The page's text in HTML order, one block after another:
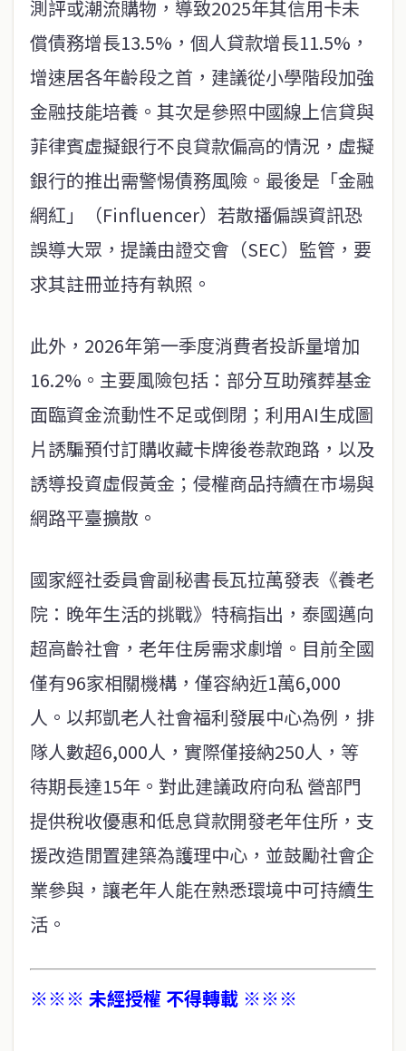
測評或潮流購物，導致2025年其信用卡未
償債務增長13.5%，個人貸款增長11.5%，
增速居各年齡段之首，建議從小學階段加強
金融技能培養。其次是參照中國線上信貸與
菲律賓虛擬銀行不良貸款偏高的情況，虛擬
銀行的推出需警惕債務風險。最後是「金融
網紅」（Finfluencer）若散播偏誤資訊恐
誤導大眾，提議由證交會（SEC）監管，要
求其註冊並持有執照。
此外，2026年第一季度消費者投訴量增加
16.2%。主要風險包括：部分互助殯葬基金
面臨資金流動性不足或倒閉；利用AI生成圖
片誘騙預付訂購收藏卡牌後卷款跑路，以及
誘導投資虛假黃金；侵權商品持續在市場與
網路平臺擴散。
國家經社委員會副秘書長瓦拉萬發表《養老
院：晚年生活的挑戰》特稿指出，泰國邁向
超高齡社會，老年住房需求劇增。目前全國
僅有96家相關機構，僅容納近1萬6,000
人。以邦凱老人社會福利發展中心為例，排
隊人數超6,000人，實際僅接納250人，等
待期長達15年。對此建議政府向私 營部門
提供稅收優惠和低息貸款開發老年住所，支
援改造閒置建築為護理中心，並鼓勵社會企
業參與，讓老年人能在熟悉環境中可持續生
活。
※※※ 未經授權 不得轉載 ※※※